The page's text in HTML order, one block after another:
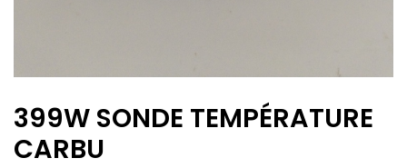
399W SONDE TEMPÉRATURE
CARBU